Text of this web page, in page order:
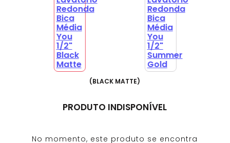
(BLACK MATTE)
PRODUTO INDISPONÍVEL